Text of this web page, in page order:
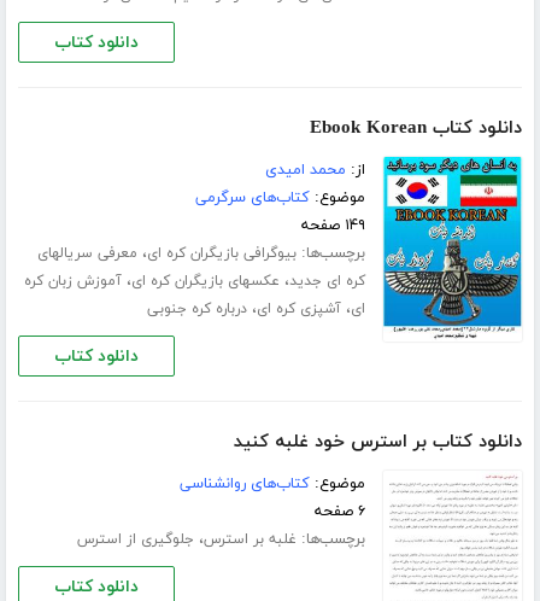
دانلود کتاب
دانلود کتاب Ebook Korean
از: محمد امیدی
موضوع:کتاب‌های سرگرمی
۱۴۹ صفحه
برچسب‌ها:بیوگرافی بازیگران کره ای، معرفی سریالهای
کره ای جدید، عکسهای بازیگران کره ای،آموزش زبان کره
ای،آشپزی کره ای،درباره کره جنوبی
دانلود کتاب
دانلود کتاب بر استرس خود غلبه کنید
موضوع:کتاب‌های روانشناسی
۶ صفحه
برچسب‌ها: غلبه بر استرس، جلوگیری از استرس
دانلود کتاب